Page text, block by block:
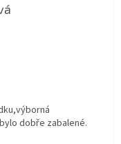
dobře zabalené.